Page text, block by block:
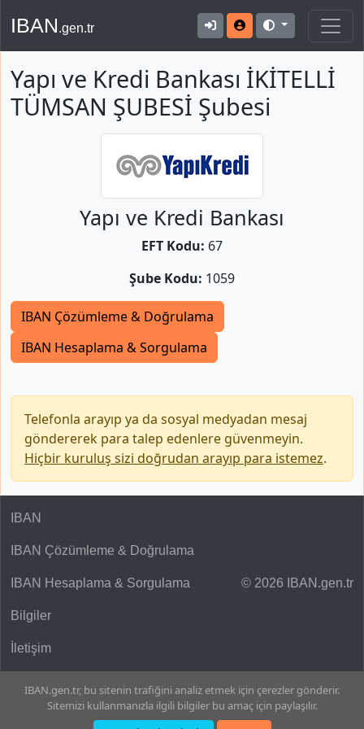
IBAN.gen.tr
Yapı ve Kredi Bankası İKİTELLİ
TÜMSAN ŞUBESİ Şubesi
Yapı ve Kredi Bankası
EFT Kodu: 67
Şube Kodu: 1059
IBAN Çözümleme & Doğrulama
IBAN Hesaplama & Sorgulama
Telefonla arayıp ya da sosyal medyadan mesaj
göndererek para talep edenlere güvenmeyin.
Hiçbir kuruluş sizi doğrudan arayıp para istemez.
© 2026 IBAN.gen.tr
IBAN
IBAN Çözümleme & Doğrulama
IBAN Hesaplama & Sorgulama
Bilgiler
İletişim
IBAN.gen.tr, bu sitenin trafiğini analiz etmek için çerezler gönderir.
Sitemizi kullanmanızla ilgili bilgiler bu amaç için paylaşılır.